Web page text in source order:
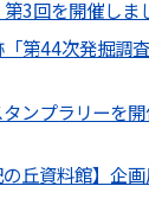
3回を開催しま
第44次発掘調
ンプラリーを
の丘資料館】企